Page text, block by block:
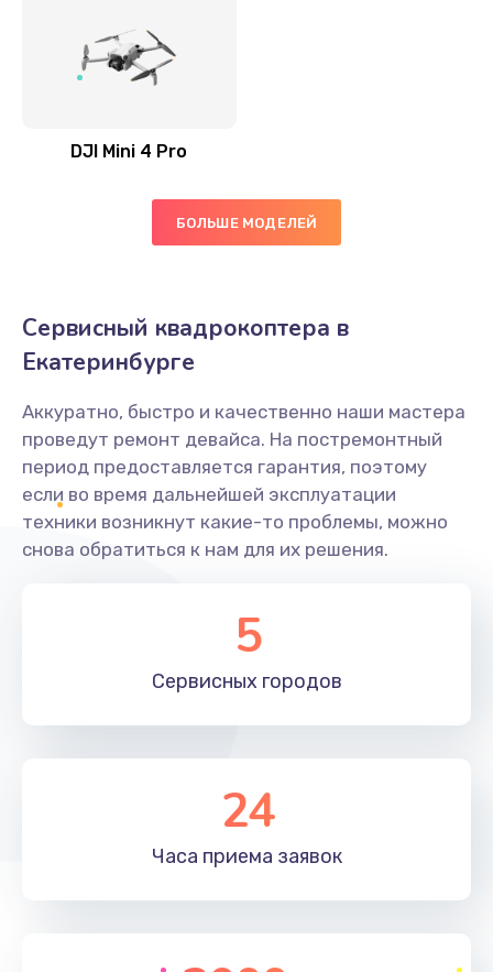
DJI Mini 4 Pro
БОЛЬШЕ МОДЕЛЕЙ
Сервисный квадрокоптера в
Екатеринбурге
Аккуратно, быстро и качественно наши мастера
проведут ремонт девайса. На постремонтный
период предоставляется гарантия, поэтому
если во время дальнейшей эксплуатации
техники возникнут какие-то проблемы, можно
снова обратиться к нам для их решения.
5
Сервисных городов
24
Часа приема заявок